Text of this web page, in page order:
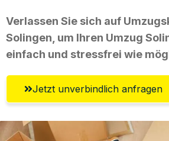
Verlassen Sie sich auf
Solingen, um Ihren Umzug
einfach und stressfrei wie
Jetzt unverbindlich anfragen